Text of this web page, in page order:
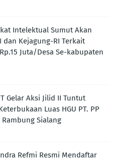
Intelektual Sumut Akan
dan Kejagung-RI Terkait
Juta/Desa Se-kabupaten
Gelar Aksi Jilid II Tuntut
Luas HGU PT. PP
Rambung Sialang
Refmi Resmi Mendaftar